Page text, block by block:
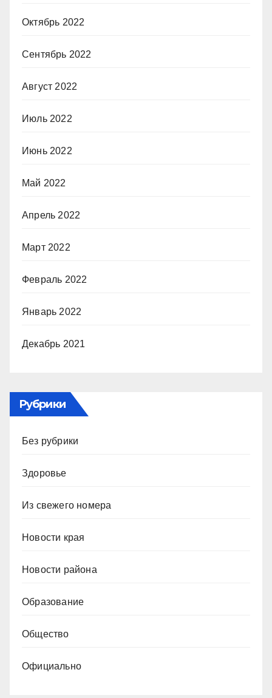
Октябрь 2022
Сентябрь 2022
Август 2022
Июль 2022
Июнь 2022
Май 2022
Апрель 2022
Март 2022
Февраль 2022
Январь 2022
Декабрь 2021
Рубрики
Без рубрики
Здоровье
Из свежего номера
Новости края
Новости района
Образование
Общество
Официально